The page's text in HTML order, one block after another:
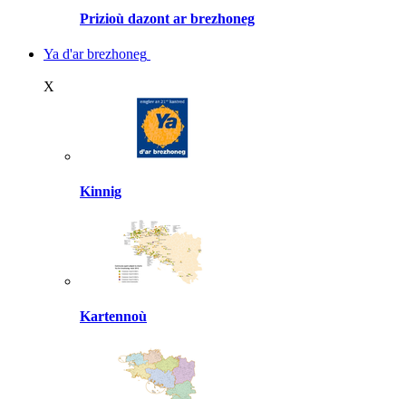
Prizioù dazont ar brezhoneg
Ya d'ar brezhoneg
X
Kinnig
Kartennoù